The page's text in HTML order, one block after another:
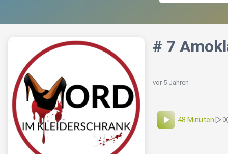
# 7
vor 5 Jahren
48 Minuten 0